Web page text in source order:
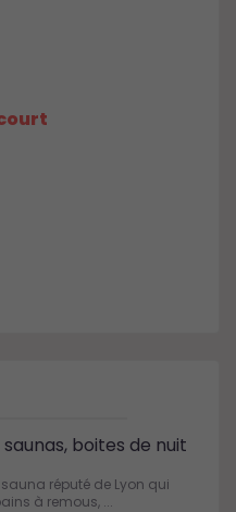
boites de nuit
réputé de Lyon qui
à remous, ...